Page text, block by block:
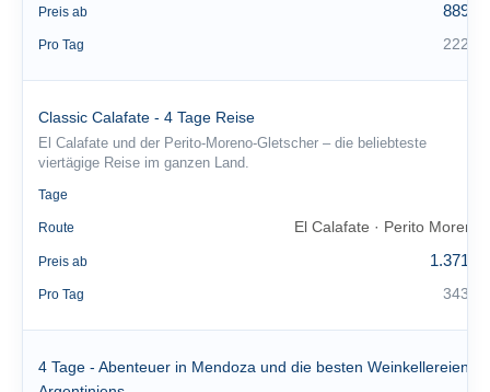
Preis ab 889 €
Pro Tag 222 €
Classic Calafate - 4 Tage Reise
El Calafate und der Perito-Moreno-Gletscher – die beliebteste
viertägige Reise im ganzen Land.
Tage
Route El Calafate · Perito Moreno
Preis ab 1.371 €
Pro Tag 343 €
4 Tage - Abenteuer in Mendoza und die besten Weinkellereien